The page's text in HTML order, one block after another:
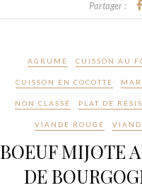
Partager :
AGRUME CUISSON AU
CUISSON EN COCOTTE
NON CLASSÉ PLAT DE
VIANDE ROUGE
BOEUF MIJOTE
DE